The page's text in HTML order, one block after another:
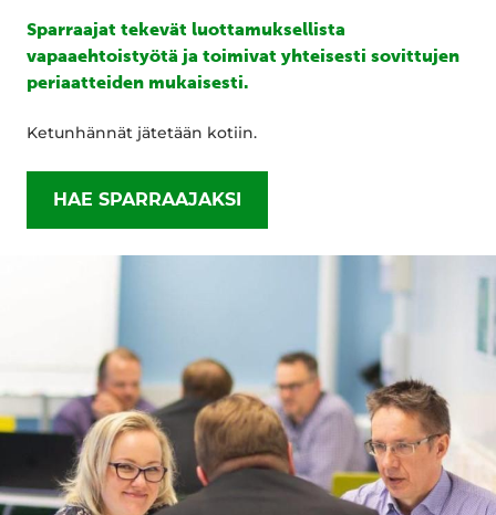
Sparraajat tekevät luottamuksellista
vapaaehtoistyötä ja toimivat yhteisesti sovittujen
periaatteiden mukaisesti.
Ketunhännät jätetään kotiin.
HAE SPARRAAJAKSI